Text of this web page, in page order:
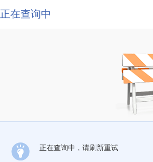
正在查询中
正在查询中，请刷新重试